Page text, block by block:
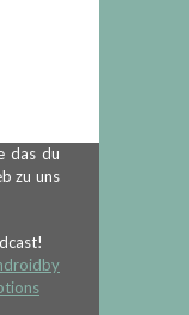
das du
zu uns
by